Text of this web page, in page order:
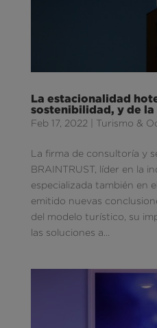
La estacionalidad
sostenibilidad, y de
Feb 17, 2022 Turismo &
La firma de consultoría y
BRAINTRUST, líder en la
especializada también en
emitido nuevas
del modelo turístico, su
las soluciones a...